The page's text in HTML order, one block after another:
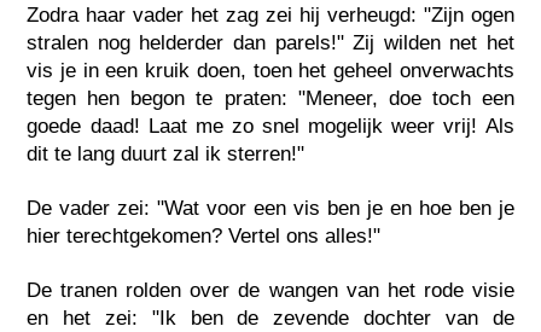
Zodra haar vader het zag zei hij verheugd: "Zijn ogen
stralen nog helderder dan parels!" Zij wilden net het
vis je in een kruik doen, toen het geheel onverwachts
tegen hen begon te praten: "Meneer, doe toch een
goede daad! Laat me zo snel mogelijk weer vrij! Als
dit te lang duurt zal ik sterren!"
De vader zei: "Wat voor een vis ben je en hoe ben je
hier terechtgekomen? Vertel ons alles!"
De tranen rolden over de wangen van het rode visie
en het zei: "Ik ben de zevende dochter van de